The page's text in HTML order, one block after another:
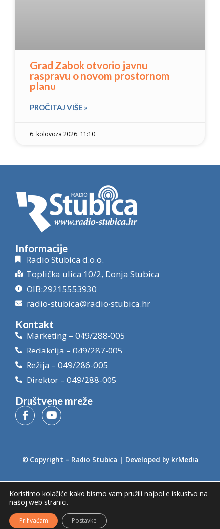
Grad Zabok otvorio javnu
raspravu o novom prostornom
planu
PROČITAJ VIŠE »
6. kolovoza 2026. 11:10
Informacije
Radio Stubica d.o.o.
Toplička ulica 10/2, Donja Stubica
OIB:29215553930
radio-stubica@radio-stubica.hr
Kontakt
Marketing – 049/288-005
Redakcija – 049/287-005
Režija – 049/286-005
Direktor – 049/288-005
Društvene mreže
© Copyright – Radio Stubica | Developed by krMedia
Koristimo kolačiće kako bismo vam pružili najbolje iskustvo na
našoj web stranici.
Prihvaćam Postavke